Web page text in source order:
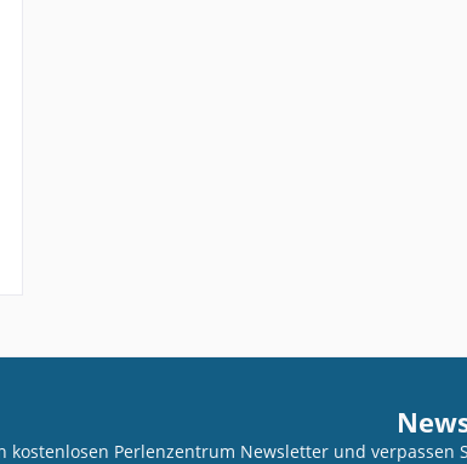
kostenlosen Perlenzentrum Newsletter und